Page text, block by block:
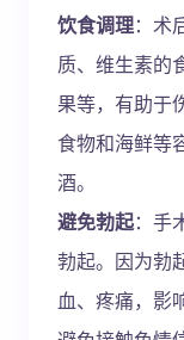
饮食调理：术
质、维生素的
果等，有助于
食物和海鲜等
酒。
避免勃起：手
勃起。因为勃
血、疼痛，影